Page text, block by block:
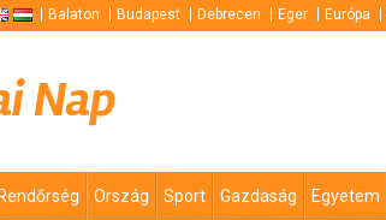
Balaton Budapest Debrecen Eger Európa
Nap
Rendőrség Ország Sport Gazdaság Egyetem